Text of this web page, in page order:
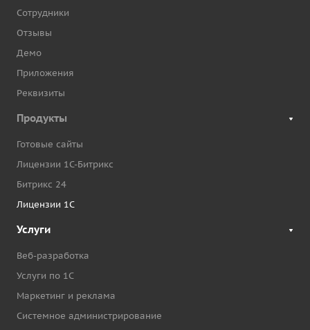
Сотрудники
Отзывы
Демо
Приложения
Реквизиты
Продукты
Готовые сайты
Лицензии 1С-Битрикс
Битрикс 24
Лицензии 1С
Услуги
Веб-разработка
Услуги по 1С
Маркетинг и реклама
Системное администрирование